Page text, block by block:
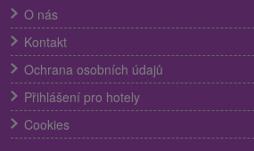
O nás
Kontakt
Ochrana osobních údajů
Přihlášení pro hotely
Cookies